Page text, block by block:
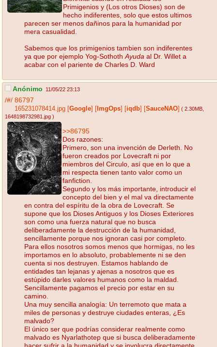
Primigenios y (Los otros Dioses) son de
hecho indiferentes, solo que estos ultimos
parecen ser menos dañinos para la humanidad por
mera casualidad.
Sabemos que los primigenios tambien son indiferentes
ya que por ejemplo Yog-Sothoth Ayuda al Dr. Willet a
acabar con el pariente de Charles D. Ward
Anónimo 11/05/22 23:13
/#/ 86797
165231078414.jpg Google ImgOps iqdb SauceNAO ( 2.30MB
1648198732981.jpg )
>>86795
Dos razones:
Primero, son una invención de Derleth. No
fueron creados por Lovecraft ni por
miembros del Circulo, así que en lo que a
mi respecta tienen tanto valor como un
fanfiction.
Segundo y los más importante, introducir el
concepto del bien y el mal va directamente
en contra del espíritu de la obra de Lovecraft. Se
supone que los Dioses Antiguos y los Dioses Exteriores
son como una fuerza natural que no busca
deliberadamente la destrucción de la humanidad,
sencillamente porque nos ignoran casi por completo.
Para ellos nosotros somos menos que hormigas, no les
importamos en lo absoluto, probablemente ni se den
cuenta si nos destruyen. Estamos hablando de
entidades tan lejanas y ajenas a nosotros que es
estúpido darles valores humanos como la maldad.
Sencillamente pagamos el precio por estar en su
camino.
Una muy sencilla analogía: Un terremoto que mata a
miles de personas y destruye ciudades enteras, ¿Es
malvado?
El único ser que podrías considerar realmente como
malvado es Nyarlathotep que si busca deliberadamente